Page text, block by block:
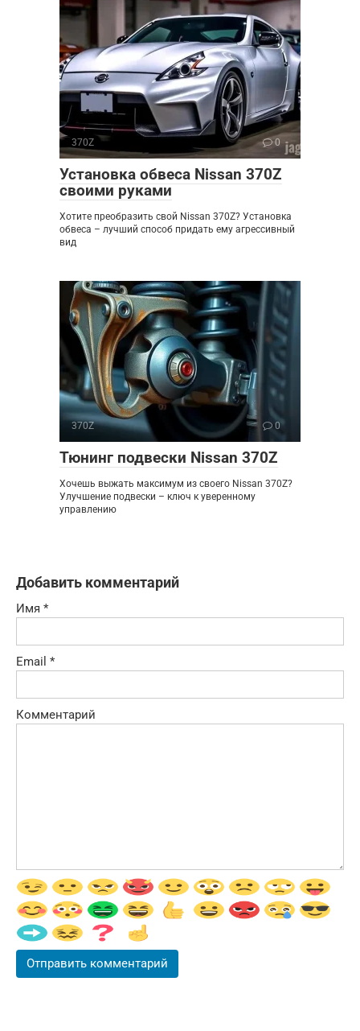
370Z 0
Установка обвеса Nissan 370Z
своими руками
Хотите преобразить свой Nissan 370Z? Установка
обвеса – лучший способ придать ему агрессивный
вид
370Z 0
Тюнинг подвески Nissan 370Z
Хочешь выжать максимум из своего Nissan 370Z?
Улучшение подвески – ключ к уверенному
управлению
Добавить комментарий
Имя *
Email *
Комментарий